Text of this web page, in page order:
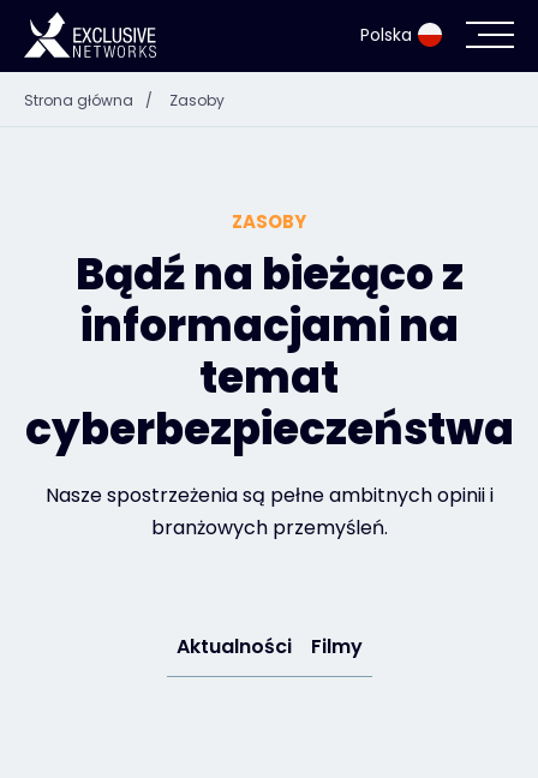
Polska
Zasoby
Firma
Login Exclusive Access
Exclusive Access - Dowiedz się więcej
#weareexclusive
Strona główna / Zasoby
ZASOBY
Bądź na bieżąco z
informacjami na
temat
cyberbezpieczeństwa
Nasze spostrzeżenia są pełne ambitnych opinii i
branżowych przemyśleń.
Aktualności Filmy